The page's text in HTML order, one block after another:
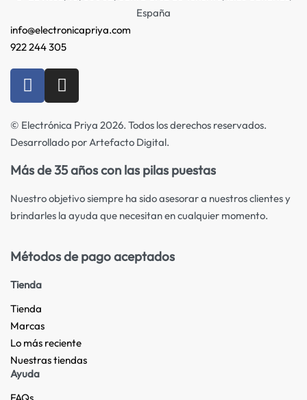
España
info@electronicapriya.com
922 244 305
© Electrónica Priya 2026. Todos los derechos reservados.
Desarrollado por Artefacto Digital.
Más de 35 años con las pilas puestas
Nuestro objetivo siempre ha sido asesorar a nuestros clientes y
brindarles la ayuda que necesitan en cualquier momento.
Métodos de pago aceptados
Tienda
Tienda
Marcas
Lo más reciente​
Nuestras tiendas​
Ayuda